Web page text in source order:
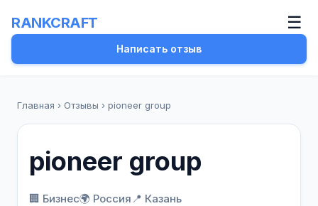
RANKCRAFT ☰
Написать отзыв
Главная › Отзывы › pioneer group
pioneer group
🏢 Бизнес🌍 Россия📍 Казань